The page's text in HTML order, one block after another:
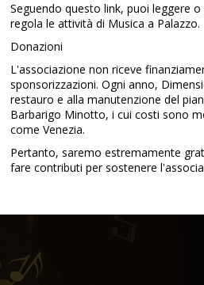
Seguendo questo link, puoi leggere
regola le attività di Musica a Palazzo.
Donazioni
L'associazione non riceve
sponsorizzazioni. Ogni anno,
restauro e alla manutenzione del
Barbarigo Minotto, i cui costi sono
come Venezia.
Pertanto, saremo estremamente
fare contributi per sostenere